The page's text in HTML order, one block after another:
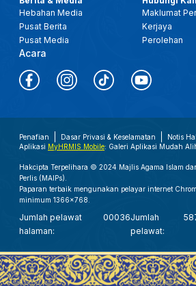
Hebahan Media
Pusat Berita
Pusat Media
Acara
Maklumat
Kerjaya
Perolehan
Penafian Dasar Privasi & Keselamatan
Notis
Aplikasi MyHRMIS Mobile: Galeri Aplikasi Mudah
Hakcipta Terpelihara © 2024 Majlis Agama Islam
Perlis (MAIPs).
Paparan terbaik mengunakan pelayar internet
minimum 1366x768.
Jumlah pelawat
halaman:
00036Jumlah
pelawat: